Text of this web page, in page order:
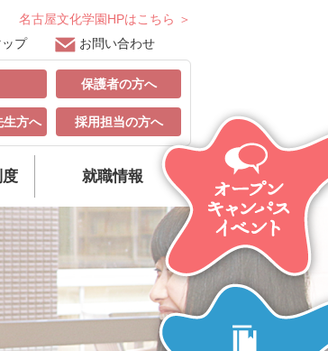
名古屋文化学園HPはこちら ＞
プ
お問い合わせ
保護者の方へ
生方へ 採用担当の方へ
就職情報